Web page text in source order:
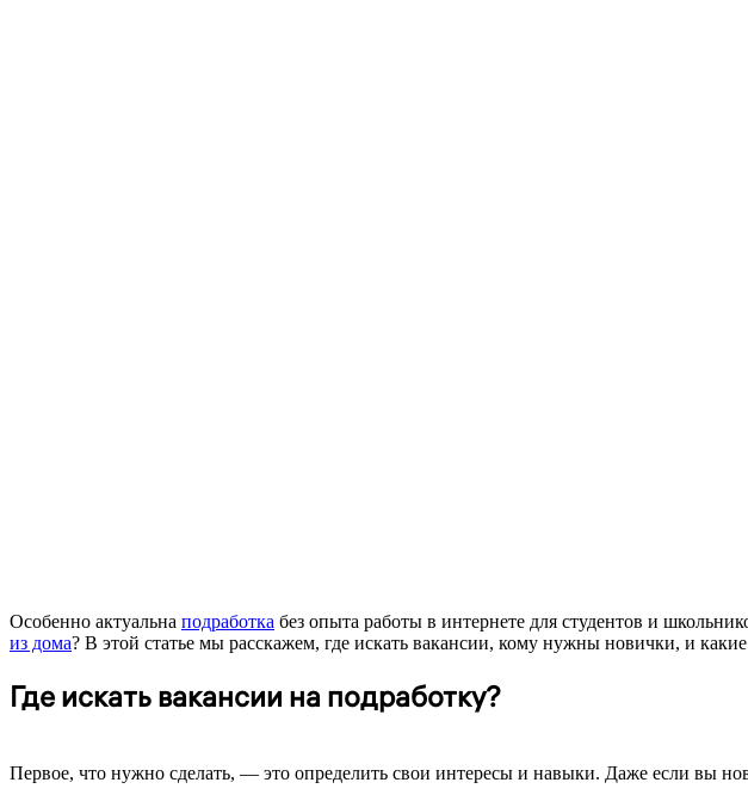
Особенно актуальна подработка без опыта работы в интернете для студентов и
из дома? В этой статье мы расскажем, где искать вакансии, кому нужны новички, и
Где искать вакансии на подработку?
Первое, что нужно сделать, — это определить свои интересы и навыки. Даже если вы